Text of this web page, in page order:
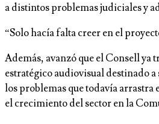
a distintos problemas judiciales y
“Solo hacía falta creer en el
Además, avanzó que el Consell ya
estratégico audiovisual destinado
los problemas que todavía
el crecimiento del sector en la